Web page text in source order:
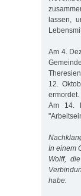
lassen,
Am 4.
12.
ermordet.
Am 14.
In einem
Wolff,
habe.